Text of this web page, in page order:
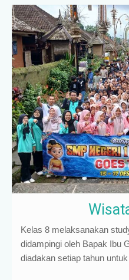
Kelas 8 melaksanakan
didampingi oleh Bapak Ibu
diadakan setiap tahun